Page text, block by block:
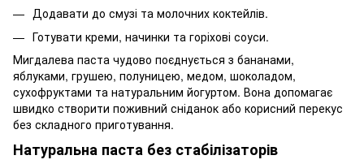
Додавати до смузі та молочних коктейлів.
Готувати креми, начинки та горіхові соуси.
Мигдалева паста чудово поєднується з бананами,
яблуками, грушею, полуницею, медом, шоколадом,
сухофруктами та натуральним йогуртом. Вона допомагає
швидко створити поживний сніданок або корисний перекус
без складного приготування.
Натуральна паста без стабілізаторів